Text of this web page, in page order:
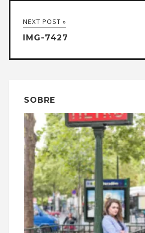
NEXT POST »
IMG-7427
SOBRE